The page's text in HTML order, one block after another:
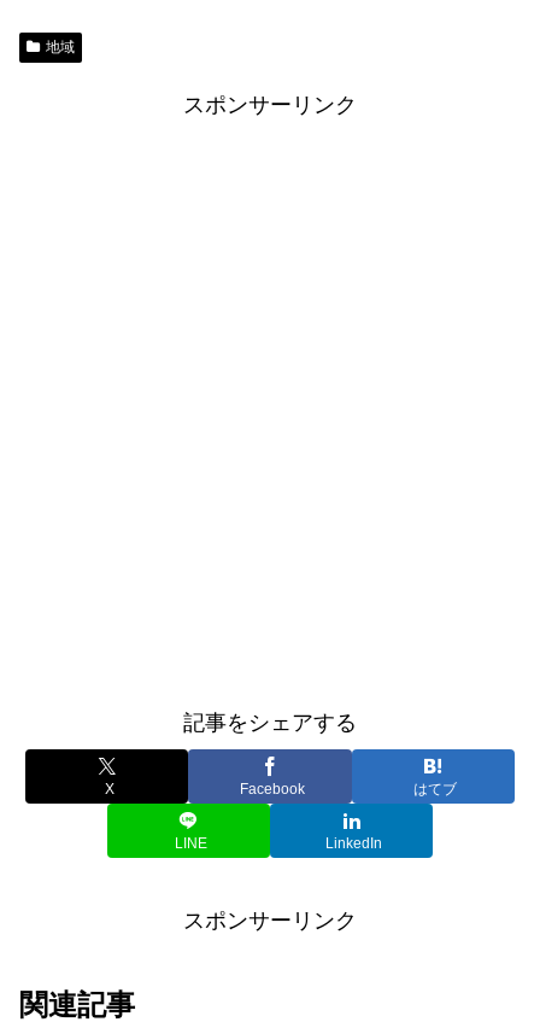
地域
スポンサーリンク
記事をシェアする
X Facebook はてブ
LINE LinkedIn
スポンサーリンク
関連記事